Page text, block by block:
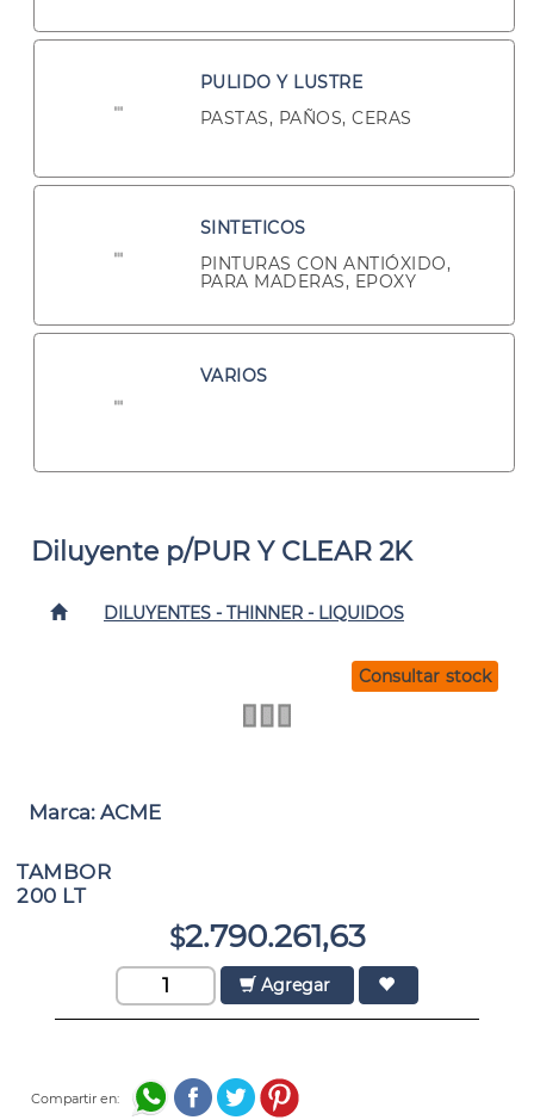
PULIDO Y LUSTRE
PASTAS, PAÑOS, CERAS
SINTETICOS
PINTURAS CON ANTIÓXIDO,
PARA MADERAS, EPOXY
VARIOS
Diluyente p/PUR Y CLEAR 2K
DILUYENTES - THINNER - LIQUIDOS
Consultar stock
Marca: ACME
TAMBOR
200 LT
$2.790.261,63
Agregar
Compartir en: